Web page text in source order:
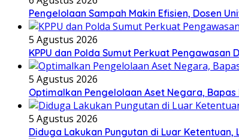
Pengelolaan Sampah Makin Efisien, Dosen
5 Agustus 2026
KPPU dan Polda Sumut Perkuat
5 Agustus 2026
Optimalkan Pengelolaan Aset Negara, Bapas
5 Agustus 2026
Diduga Lakukan Pungutan di Luar Ketentuan,